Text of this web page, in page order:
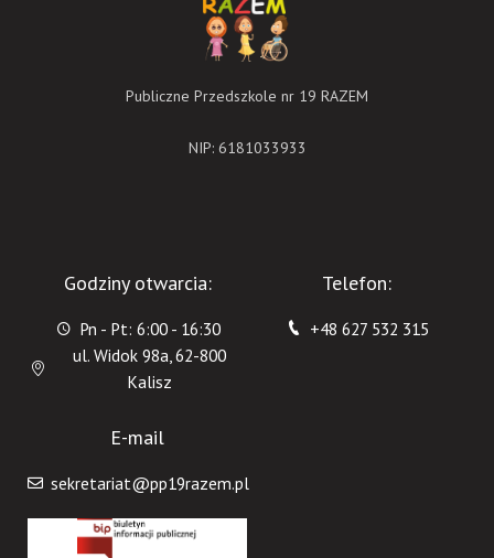
Publiczne Przedszkole nr 19 RAZEM
NIP: 6181033933
Godziny otwarcia:
Pn - Pt: 6:00 - 16:30
ul. Widok 98a, 62-800
Kalisz
Telefon:
+48 627 532 315
E-mail
sekretariat@pp19razem.pl